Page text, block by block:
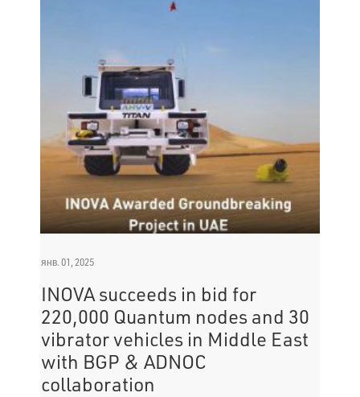
янв. 01, 2025
INOVA succeeds in bid for
220,000 Quantum nodes and 30
vibrator vehicles in Middle East
with BGP & ADNOC
collaboration